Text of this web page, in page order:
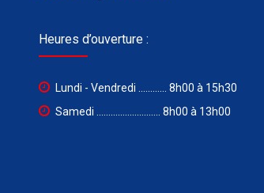
Heures d’ouverture :
Lundi - Vendredi ............ 8h00 à 15h30
Samedi ........................... 8h00 à 13h00